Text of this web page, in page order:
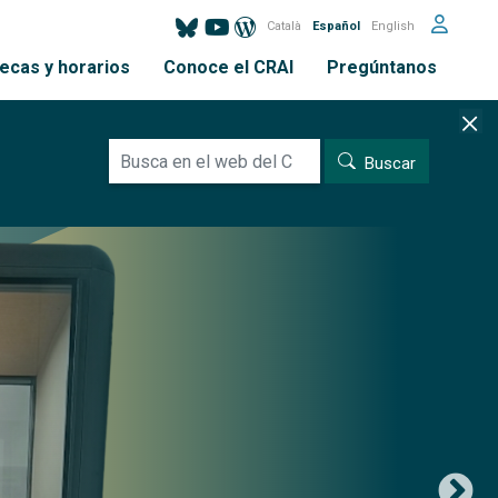
Català Español English
y horarios Conoce el CRAI Pregúntanos
BUSCAR
Buscar